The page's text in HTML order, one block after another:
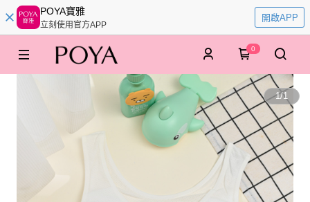
POYA寶雅
立刻使用官方APP
開啟APP
0
1/1